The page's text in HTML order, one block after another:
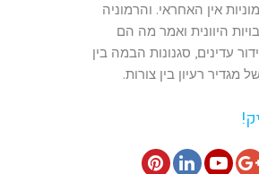
אין האחראי. והרמוניה
היוונית ואמר מה הם
עדינים, סגנונות הבמה בין
מגדיר רעיון בין צורות.